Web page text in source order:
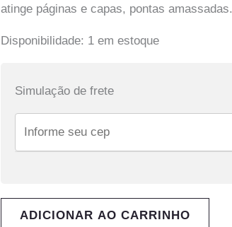
atinge páginas e capas, pontas amassadas.
Disponibilidade: 1 em estoque
Simulação de frete
ADICIONAR AO CARRINHO